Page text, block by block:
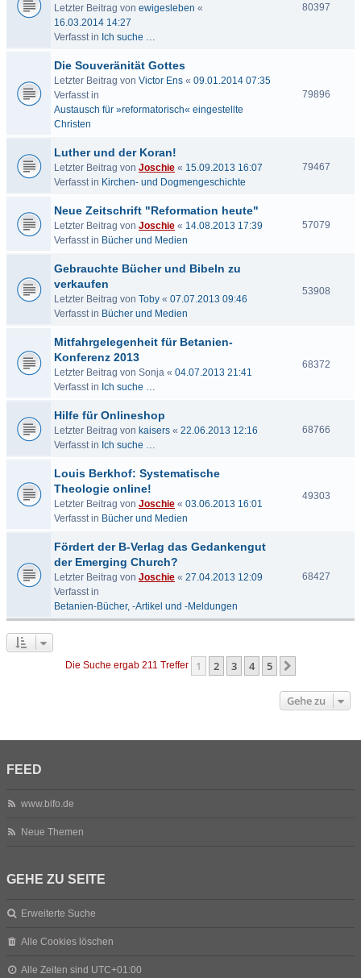
Letzter Beitrag von ewigesleben «
16.03.2014 14:27
Verfasst in Ich suche …
80397
Die Souveränität Gottes
Letzter Beitrag von Victor Ens « 09.01.2014 07:35
Verfasst in
Austausch für »reformatorisch« eingestellte
Christen
79896
Luther und der Koran!
Letzter Beitrag von Joschie « 15.09.2013 16:07
Verfasst in Kirchen- und Dogmengeschichte
79467
Neue Zeitschrift "Reformation heute"
Letzter Beitrag von Joschie « 14.08.2013 17:39
Verfasst in Bücher und Medien
57079
Gebrauchte Bücher und Bibeln zu
verkaufen
Letzter Beitrag von Toby « 07.07.2013 09:46
Verfasst in Bücher und Medien
53908
Mitfahrgelegenheit für Betanien-
Konferenz 2013
Letzter Beitrag von Sonja « 04.07.2013 21:41
Verfasst in Ich suche …
68372
Hilfe für Onlineshop
Letzter Beitrag von kaisers « 22.06.2013 12:16
Verfasst in Ich suche …
68766
Louis Berkhof: Systematische
Theologie online!
Letzter Beitrag von Joschie « 03.06.2013 16:01
Verfasst in Bücher und Medien
49303
Fördert der B-Verlag das Gedankengut
der Emerging Church?
Letzter Beitrag von Joschie « 27.04.2013 12:09
Verfasst in
Betanien-Bücher, -Artikel und -Meldungen
68427
Die Suche ergab 211 Treffer 1 2 3 4 5
Gehe zu
FEED
www.bifo.de
Neue Themen
GEHE ZU SEITE
Erweiterte Suche
Alle Cookies löschen
Alle Zeiten sind UTC+01:00